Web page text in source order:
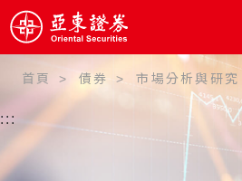
:::
首頁 債券 市場分析與研究